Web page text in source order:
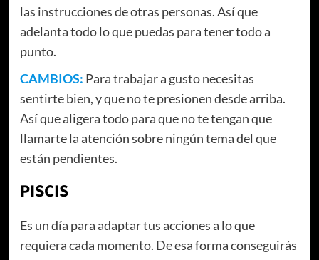
las instrucciones de otras personas. Así que
adelanta todo lo que puedas para tener todo a
punto.
CAMBIOS: Para trabajar a gusto necesitas
sentirte bien, y que no te presionen desde arriba.
Así que aligera todo para que no te tengan que
llamarte la atención sobre ningún tema del que
están pendientes.
PISCIS
Es un día para adaptar tus acciones a lo que
requiera cada momento. De esa forma conseguirás